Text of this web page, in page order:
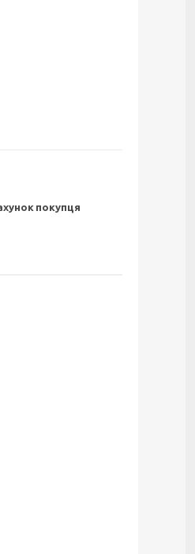
покупця